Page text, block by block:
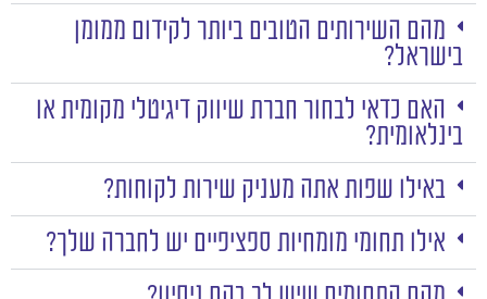
מהם השירותים הטובים ביותר לקידום ממומן
בישראל?
האם כדאי לבחור חברת שיווק דיגיטלי מקומית או
בינלאומית?
באילו שפות אתה מעניק שירות לקוחות?
אילו תחומי מומחיות ספציפיים יש לחברה שלך?